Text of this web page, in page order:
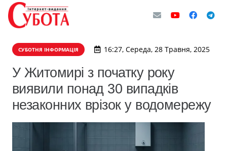
СУБОТНЯ ІНФОРМАЦІЯ 16:27, Середа, 28 Травня, 2025
У Житомирі з початку року
виявили понад 30 випадків
незаконних врізок у водомережу